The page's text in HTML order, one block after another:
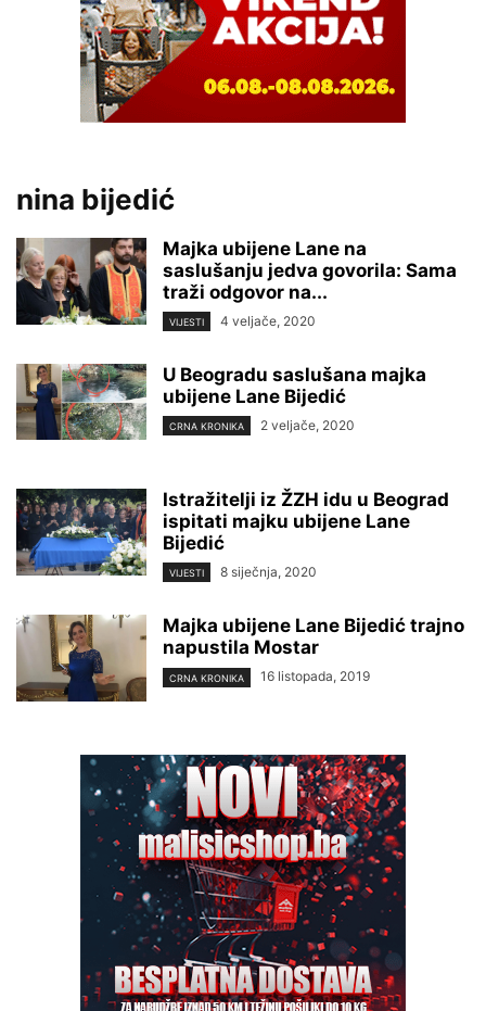
nina bijedić
Majka ubijene Lane na
saslušanju jedva govorila: Sama
traži odgovor na...
VIJESTI 4 veljače, 2020
U Beogradu saslušana majka
ubijene Lane Bijedić
CRNA KRONIKA 2 veljače, 2020
Istražitelji iz ŽZH idu u Beograd
ispitati majku ubijene Lane
Bijedić
VIJESTI 8 siječnja, 2020
Majka ubijene Lane Bijedić trajno
napustila Mostar
CRNA KRONIKA 16 listopada, 2019